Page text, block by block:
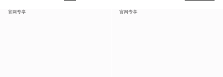
官网专享 官网专享